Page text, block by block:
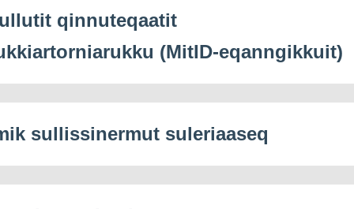
qinnuteqaatit
(MitID-eqanngikkuit)
sullissinermut suleriaaseq